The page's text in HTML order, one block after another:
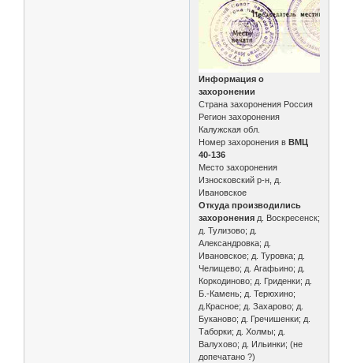
Информация о
захоронении
Страна захоронения Россия
Регион захоронения
Калужская обл.
Номер захоронения в ВМЦ
40-136
Место захоронения
Износковский р-н, д.
Ивановское
Откуда производились
захоронения д. Воскресенск;
д. Тулизово; д.
Александровка; д.
Ивановское; д. Туровка; д.
Челищево; д. Агафьино; д.
Коркодиново; д. Гриденки; д.
Б.-Камень; д. Терюхино;
д.Красное; д. Захарово; д.
Буканово; д. Гречишенки; д.
Таборки; д. Холмы; д.
Валухово; д. Ильинки; (не
допечатано ?)